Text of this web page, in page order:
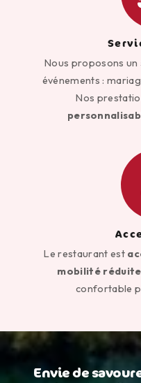
Nous proposons un
événements :
Nos
Le restaurant est
mobilité réduite
confortable
Envie de